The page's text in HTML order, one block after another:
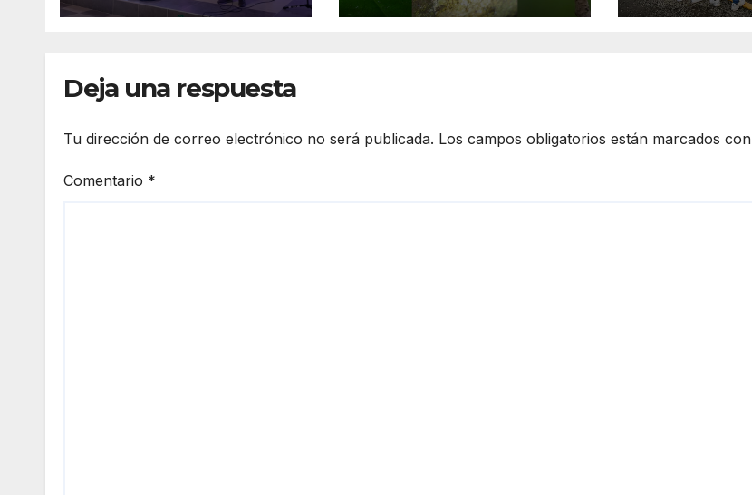
Deja una respuesta
Tu dirección de correo electrónico no será publicada. Los campos obligatorios están marcados con
Comentario *